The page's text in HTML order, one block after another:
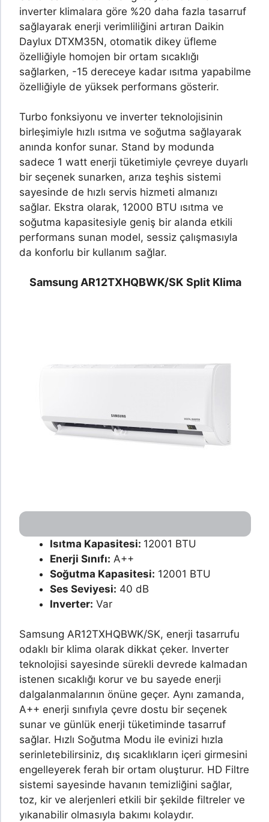
inverter klimalara göre %20 daha fazla tasarruf
sağlayarak enerji verimliliğini artıran Daikin
Daylux DTXM35N, otomatik dikey üfleme
özelliğiyle homojen bir ortam sıcaklığı
sağlarken, -15 dereceye kadar ısıtma yapabilme
özelliğiyle de yüksek performans gösterir.
Turbo fonksiyonu ve inverter teknolojisinin
birleşimiyle hızlı ısıtma ve soğutma sağlayarak
anında konfor sunar. Stand by modunda
sadece 1 watt enerji tüketimiyle çevreye duyarlı
bir seçenek sunarken, arıza teşhis sistemi
sayesinde de hızlı servis hizmeti almanızı
sağlar. Ekstra olarak, 12000 BTU ısıtma ve
soğutma kapasitesiyle geniş bir alanda etkili
performans sunan model, sessiz çalışmasıyla
da konforlu bir kullanım sağlar.
Samsung AR12TXHQBWK/SK Split Klima
Isıtma Kapasitesi: 12001 BTU
Enerji Sınıfı: A++
Soğutma Kapasitesi: 12001 BTU
Ses Seviyesi: 40 dB
Inverter: Var
Samsung AR12TXHQBWK/SK, enerji tasarrufu
odaklı bir klima olarak dikkat çeker. Inverter
teknolojisi sayesinde sürekli devrede kalmadan
istenen sıcaklığı korur ve bu sayede enerji
dalgalanmalarının önüne geçer. Aynı zamanda,
A++ enerji sınıfıyla çevre dostu bir seçenek
sunar ve günlük enerji tüketiminde tasarruf
sağlar. Hızlı Soğutma Modu ile evinizi hızla
serinletebilirsiniz, dış sıcaklıkların içeri girmesini
engelleyerek ferah bir ortam oluşturur. HD Filtre
sistemi sayesinde havanın temizliğini sağlar,
toz, kir ve alerjenleri etkili bir şekilde filtreler ve
yıkanabilir olmasıyla bakımı kolaydır.